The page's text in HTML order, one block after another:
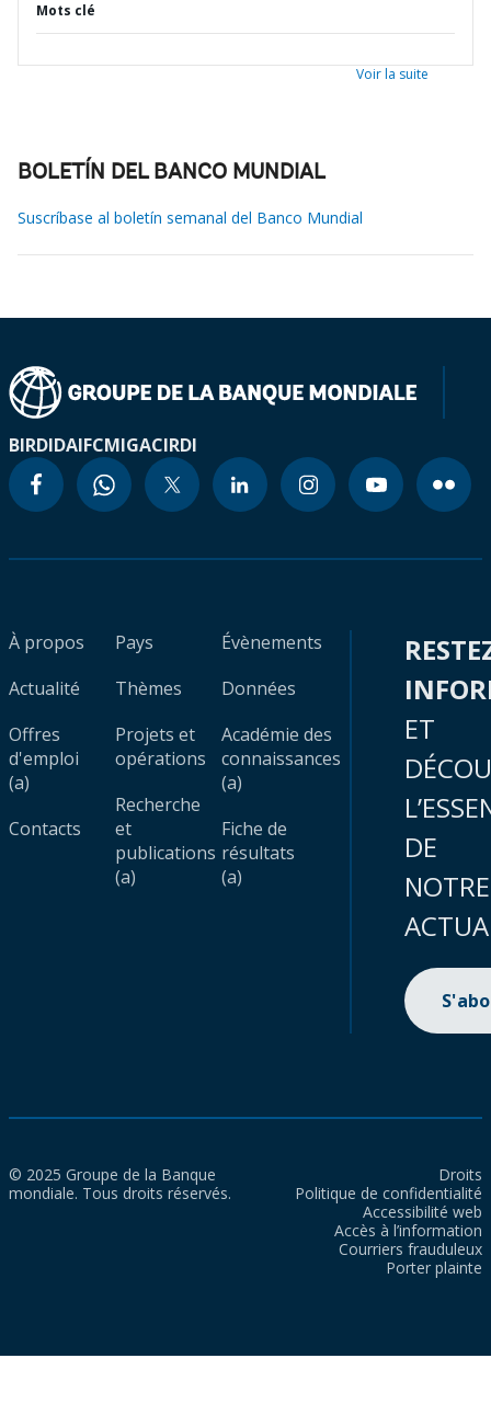
Mots clé
Voir la suite
BOLETÍN DEL BANCO MUNDIAL
Suscríbase al boletín semanal del Banco Mundial
BIRDIDAIFCMIGACIRDI
À propos
Actualité
Offres
d'emploi
(a)
Contacts
Pays
Thèmes
Projets et
opérations
Recherche
et
publications
(a)
Évènements
Données
Académie des
connaissances
(a)
Fiche de
résultats
(a)
ET
DE
NOTRE
© 2025 Groupe de la Banque
mondiale. Tous droits réservés.
Droits
Politique de confidentialité
Accessibilité web
Accès à l’information
Courriers frauduleux
Porter plainte